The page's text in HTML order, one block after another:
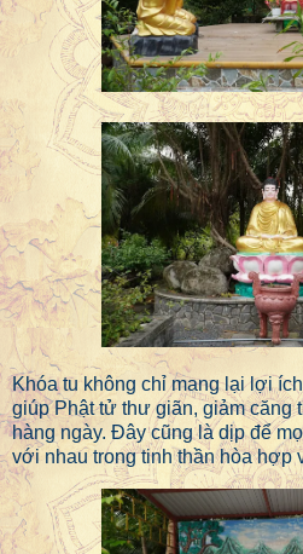
Khóa tu không chỉ mang lại lợi
giúp Phật tử thư giãn, giảm căng
hàng ngày. Đây cũng là dịp để
với nhau trong tinh thần hòa hợp